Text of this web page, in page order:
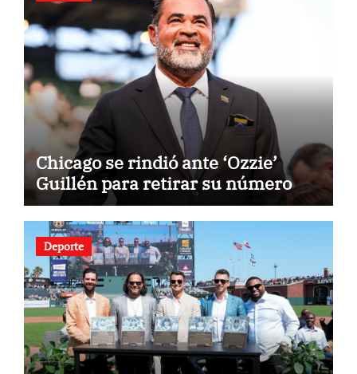
Chicago se rindió ante ‘Ozzie’
Guillén para retirar su número
Deporte